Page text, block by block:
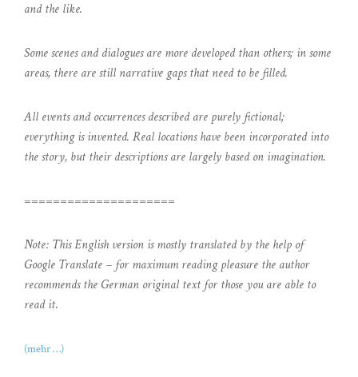
and the like.
Some scenes and dialogues are more developed than others; in some
areas, there are still narrative gaps that need to be filled.
All events and occurrences described are purely fictional;
everything is invented. Real locations have been incorporated into
the story, but their descriptions are largely based on imagination.
=====================
Note: This English version is mostly translated by the help of
Google Translate – for maximum reading pleasure the author
recommends the German original text for those you are able to
read it.
(mehr …)